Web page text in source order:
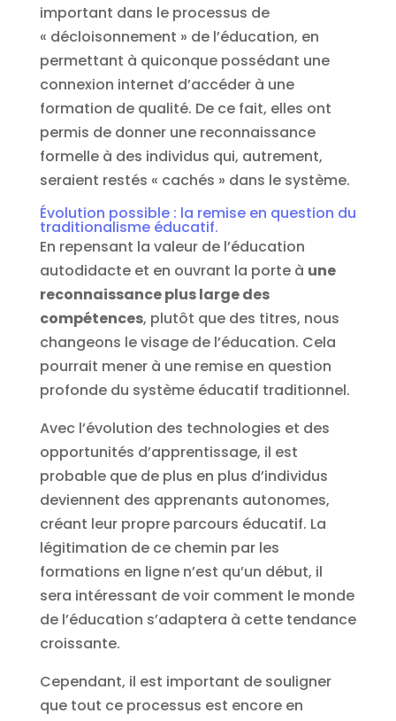
important dans le processus de
« décloisonnement » de l’éducation, en
permettant à quiconque possédant une
connexion internet d’accéder à une
formation de qualité. De ce fait, elles ont
permis de donner une reconnaissance
formelle à des individus qui, autrement,
seraient restés « cachés » dans le système.
Évolution possible : la remise en question du
traditionalisme éducatif.
En repensant la valeur de l’éducation
autodidacte et en ouvrant la porte à une
reconnaissance plus large des
compétences, plutôt que des titres, nous
changeons le visage de l’éducation. Cela
pourrait mener à une remise en question
profonde du système éducatif traditionnel.
Avec l’évolution des technologies et des
opportunités d’apprentissage, il est
probable que de plus en plus d’individus
deviennent des apprenants autonomes,
créant leur propre parcours éducatif. La
légitimation de ce chemin par les
formations en ligne n’est qu’un début, il
sera intéressant de voir comment le monde
de l’éducation s’adaptera à cette tendance
croissante.
Cependant, il est important de souligner
que tout ce processus est encore en